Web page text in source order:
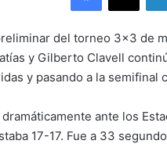
del torneo 3×3 de
y Gilberto Clavell
y pasando a la semifinal
ante los
17-17. Fue a 33